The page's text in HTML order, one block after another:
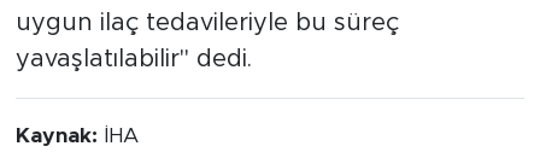
uygun ilaç tedavileriyle bu süreç
yavaşlatılabilir" dedi.
Kaynak: İHA